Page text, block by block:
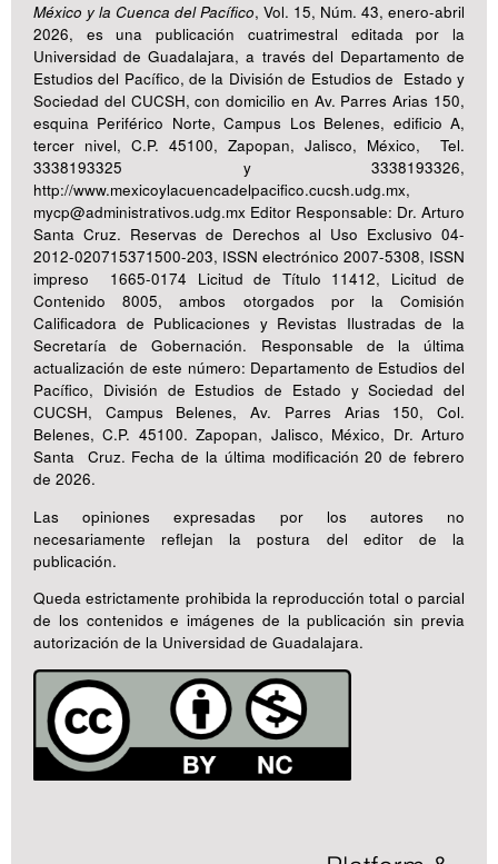
México y la Cuenca del Pacífico, Vol. 15, Núm. 43, enero-abril
2026, es una publicación cuatrimestral editada por la
Universidad de Guadalajara, a través del Departamento de
Estudios del Pacífico, de la División de Estudios de Estado y
Sociedad del CUCSH, con domicilio en Av. Parres Arias 150,
esquina Periférico Norte, Campus Los Belenes, edificio A,
tercer nivel, C.P. 45100, Zapopan, Jalisco, México, Tel.
3338193325 y 3338193326,
http://www.mexicoylacuencadelpacifico.cucsh.udg.mx,
mycp@administrativos.udg.mx Editor Responsable: Dr. Arturo
Santa Cruz. Reservas de Derechos al Uso Exclusivo 04-
2012-020715371500-203, ISSN electrónico 2007-5308, ISSN
impreso 1665-0174 Licitud de Título 11412, Licitud de
Contenido 8005, ambos otorgados por la Comisión
Calificadora de Publicaciones y Revistas Ilustradas de la
Secretaría de Gobernación. Responsable de la última
actualización de este número: Departamento de Estudios del
Pacífico, División de Estudios de Estado y Sociedad del
CUCSH, Campus Belenes, Av. Parres Arias 150, Col.
Belenes, C.P. 45100. Zapopan, Jalisco, México, Dr. Arturo
Santa Cruz. Fecha de la última modificación 20 de febrero
de 2026.
Las opiniones expresadas por los autores no
necesariamente reflejan la postura del editor de la
publicación.
Queda estrictamente prohibida la reproducción total o parcial
de los contenidos e imágenes de la publicación sin previa
autorización de la Universidad de Guadalajara.